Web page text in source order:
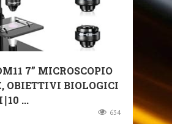
7” MICROSCOPIO
OBIETTIVI BIOLOGICI
...
634